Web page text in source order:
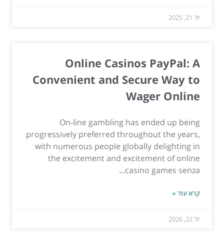
יול 21, 2025
Online Casinos PayPal: A
Convenient and Secure Way to
Wager Online
On-line gambling has ended up being
progressively preferred throughout the years,
with numerous people globally delighting in
the excitement and excitement of online
casino games senza...
קרא עוד »
יול 22, 2026